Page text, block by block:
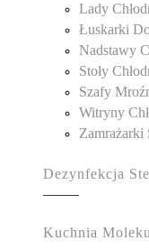
Lady
Łuskarki
Nadstawy
Stoły
Szafy
Witryny
Zamrażarki
Dezynfekcja
Kuchnia